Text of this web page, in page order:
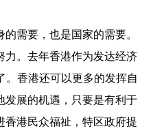
需要，也是国家的需要。
力。去年香港作为发达经济
。香港还可以更多的发挥自
发展的机遇，只要是有利于
香港民众福祉，特区政府提